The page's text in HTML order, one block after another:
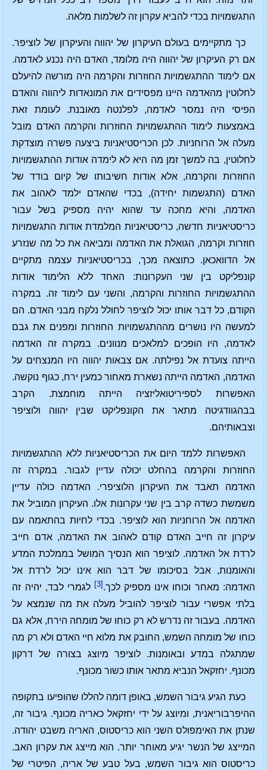
התגשמויות בכדי להביא עקרון זה לשלמות מלאה.
כך מתקיימים בעולם העיקרון של יהווה והעיקרון של לוציפר.
אם רק העיקרון של יהווה היה מלומד, האדם היה נכנע לאדמה.
אם לימוד ההתגשמויות החוזרות והקרמה היה מורשה להיעלם
לחלוטין מהאדמה היינו מפסידים את המונאדות ליהווה והאדם
הפיסי היה נמסר לאדמה, לפלנטה מאובנת. לעומת זאת
באמצעות לימוד ההתגשמויות החוזרות והקרמה האדם מובל
מעלה אל הרוחניות. לכן הכריסטיאניות ביצעה פשרה מוצדקת
לחלוטין, בה למשך זמן מה היא לא לימדה אודות ההתגשמויות
החוזרות והקרמה, אלא אודות חשיבותו של קיום בודד של
האדם (התגשמות יחידה), בכדי שהאדם ילמד לאהוב את
האדמה, והיא מחכה עד שהוא יהיה מספיק בשל עבור
כריסטיאניות חדשה, כריסטיאניות המלמדת אודות התגשמויות
חוזרות וקרמה, הגואלת את האדמה ומביאה את כל מה שנזרע
אל הדוואכאן. כתוצאה מכך, בכריסטיאניות עצמה מתקיים
קונפליקט בין שני העקרונות: האחד ללא הלימוד אודות
ההתגשמויות החוזרות והקרמה, והשני עם לימוד זה. במקרה
הקודם, כל דבר אותו יכול לוציפר לחולל נלקח מבני האדם. הם
למעשה היו נושרים מההתגשמויות החוזרות ומפנים את גבם
לאדמה, היו הופכים למלאכים מנוונים. במקרה זה האדמה
הייתה צועדת אל נפילתה. אם צבאות יהווה היו המנצחים על
האדמה, האדמה הייתה נשארת מאחור כמעין ירח, כגוף נוקשה.
האפשרות לספיריטואליזציה הייתה מוחמצת. הקרב
בבהגוודגיטה מתאר את הקונפליקט שבין יהווה ולוציפר
וצבאותיהם.
האפשרות ללמד היום את הכריסטיאניות ללא ההתגשמויות
החוזרות והקרמה בהחלט יכולה עדיין לגבור. במקרה זה
האדמה תאבד את העיקרון הלוציפרי. האדמה כולה עדיין
משמשת כשדה קרב בין שני עקרונות אלו. העיקרון המוביל את
האדמה אל הרוחניות הוא לוציפר. בכדי לחיות בהתאמה עם
עיקרון זה חייב האדם קודם לאהוב את האדמה, אדם חייב
לרדת אל האדמה. לוציפר הוא הנסיך המושל בממלכת המדע
והאומנות, אבל בסיכומו של דבר הוא אינו יכול לרדת אל
האדמה: מאחר וכוחו אינו מספיק לכך. [3]
לגמרי לבד, יהיה זה
בלתי אפשרי עבור לוציפר להוביל מעלה את מה שנמצא על
האדמה. בעבור זה נדרש לא רק כוחו של מומחה הירח, אלא גם
כוחו של מומחה השמש, החובק את מלוא חיי האדם ולא רק מה
שמתגלה במדע ובאומנות. לוציפר מיוצג בצורה של דרקון
מכונף. יחזקאל הנביא מתאר אותו כשור מכונף.
כעת הגיע גיבור השמש, באופן דומה להללו שהופיעו בתקופה
ההיפרבוריאנית, ומיוצג על ידי יחזקאל כאריה מכונף. גיבור זה,
שנתן את האימפולס השני הוא כריסטוס, האריה משבט יהודה.
המייצג של הנשר יגיע מאוחר יותר. הוא מייצג את עקרון האב.
כריסטוס הוא גיבור השמש, בעל טבע של אריה, הפיטרי של